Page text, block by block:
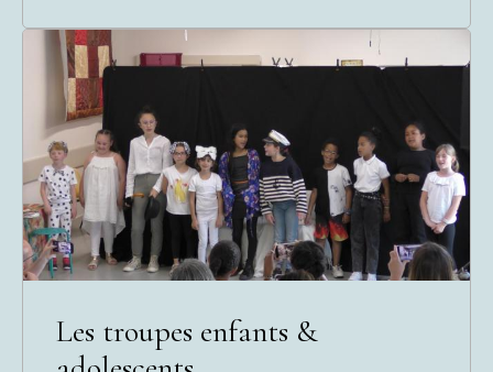
Les troupes enfants &